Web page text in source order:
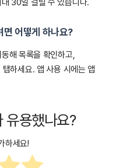
30일 걸릴 수 있습니다.
어떻게 하나요?
해 목록을 확인하고,
하세요. 앱 사용 시에는 앱
유용했나요?
하세요!